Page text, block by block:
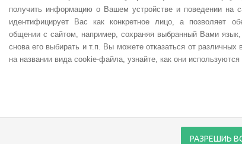
(ЛНБ) состоится
– Неудобные дети. Семьи,
и разными диагнозами,
Клявине и обществу.
с особыми потребностями
дети, поэтому в
получить информацию о Вашем устройстве и поведении на
идентифицирует Вас как конкретное лицо, а позволяет
общении с сайтом, например, сохраняя выбранный Вами
снова его выбирать и т.п. Вы можете отказаться от
на названии вида cookie-файла, узнайте, как они
РАЗРЕШИЬ